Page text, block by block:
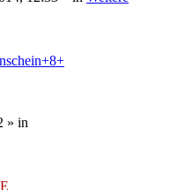
» in